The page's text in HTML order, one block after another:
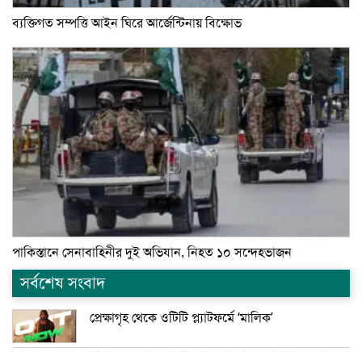
ব্যক্তিগত সম্পত্তি আইন ঘিরে আর্জেন্টিনায় বিক্ষোভ
পাকিস্তানে সেনাবাহিনীর দুই অভিযান, নিহত ১০ সন্দেহভাজন
সর্বশেষ সংবাদ
প্রেক্ষাগৃহ থেকে ওটিটি প্ল্যাটফর্মে ‘মালিক’